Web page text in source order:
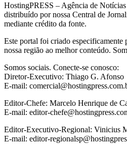
HostingPRESS – Agência de
distribuído por nossa Central de
mediante crédito da fonte.
Este portal foi criado especificamente
nossa região ao melhor conteúdo.
Somos sociais. Conecte-se conosco:
Diretor-Executivo: Thiago G. Afonso
E-mail:
Editor-Chefe: Marcelo Henrique de
E-mail: editor-
Editor-Executivo-Regional: Vinicius
E-mail: editor-